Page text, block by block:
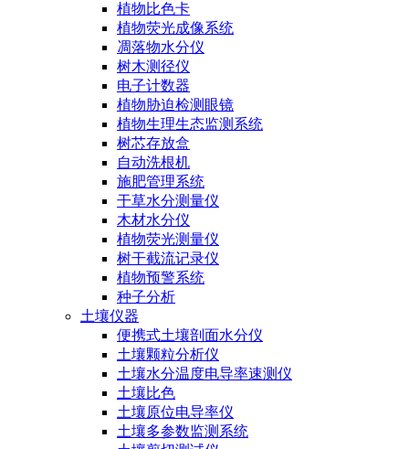
植物比色卡
植物荧光成像系统
凋落物水分仪
树木测径仪
电子计数器
植物胁迫检测眼镜
植物生理生态监测系统
树芯存放盒
自动洗根机
施肥管理系统
干草水分测量仪
木材水分仪
植物荧光测量仪
树干截流记录仪
植物预警系统
种子分析
土壤仪器
便携式土壤剖面水分仪
土壤颗粒分析仪
土壤水分温度电导率速测仪
土壤比色
土壤原位电导率仪
土壤多参数监测系统